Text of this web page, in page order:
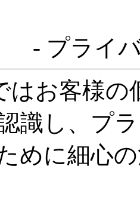
- プライ
はお客様の
識し、プ
めに細心